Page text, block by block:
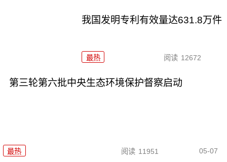
我国发明专利有效量达631.8万件
最热 阅读 12672
第三轮第六批中央生态环境保护督察启动
最热 阅读 11951 05-07